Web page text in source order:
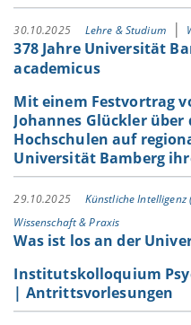
30.10.2025 Lehre & Studium
378 Jahre Universität
academicus
Mit einem Festvortrag
Johannes Glückler
Hochschulen auf
Universität Bamberg
29.10.2025 Künstliche Intelligenz
Wissenschaft & Praxis
Was ist los an der
Institutskolloquium
| Antrittsvorlesungen